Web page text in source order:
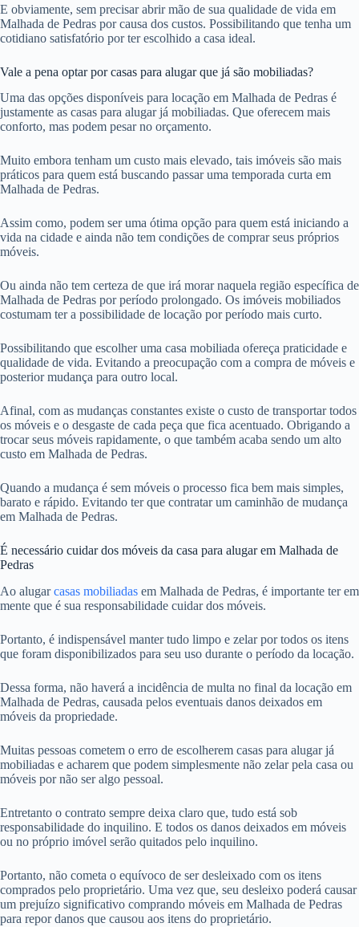
E obviamente, sem precisar abrir mão de sua qualidade de vida em
Malhada de Pedras por causa dos custos. Possibilitando que tenha um
cotidiano satisfatório por ter escolhido a casa ideal.
Vale a pena optar por casas para alugar que já são mobiliadas?
Uma das opções disponíveis para locação em Malhada de Pedras é
justamente as casas para alugar já mobiliadas. Que oferecem mais
conforto, mas podem pesar no orçamento.
Muito embora tenham um custo mais elevado, tais imóveis são mais
práticos para quem está buscando passar uma temporada curta em
Malhada de Pedras.
Assim como, podem ser uma ótima opção para quem está iniciando a
vida na cidade e ainda não tem condições de comprar seus próprios
móveis.
Ou ainda não tem certeza de que irá morar naquela região específica de
Malhada de Pedras por período prolongado. Os imóveis mobiliados
costumam ter a possibilidade de locação por período mais curto.
Possibilitando que escolher uma casa mobiliada ofereça praticidade e
qualidade de vida. Evitando a preocupação com a compra de móveis e
posterior mudança para outro local.
Afinal, com as mudanças constantes existe o custo de transportar todos
os móveis e o desgaste de cada peça que fica acentuado. Obrigando a
trocar seus móveis rapidamente, o que também acaba sendo um alto
custo em Malhada de Pedras.
Quando a mudança é sem móveis o processo fica bem mais simples,
barato e rápido. Evitando ter que contratar um caminhão de mudança
em Malhada de Pedras.
É necessário cuidar dos móveis da casa para alugar em Malhada de
Pedras
Ao alugarcasas mobiliadas em Malhada de Pedras, é importante ter em
mente que é sua responsabilidade cuidar dos móveis.
Portanto, é indispensável manter tudo limpo e zelar por todos os itens
que foram disponibilizados para seu uso durante o período da locação.
Dessa forma, não haverá a incidência de multa no final da locação em
Malhada de Pedras, causada pelos eventuais danos deixados em
móveis da propriedade.
Muitas pessoas cometem o erro de escolherem casas para alugar já
mobiliadas e acharem que podem simplesmente não zelar pela casa ou
móveis por não ser algo pessoal.
Entretanto o contrato sempre deixa claro que, tudo está sob
responsabilidade do inquilino. E todos os danos deixados em móveis
ou no próprio imóvel serão quitados pelo inquilino.
Portanto, não cometa o equívoco de ser desleixado com os itens
comprados pelo proprietário. Uma vez que, seu desleixo poderá causar
um prejuízo significativo comprando móveis em Malhada de Pedras
para repor danos que causou aos itens do proprietário.